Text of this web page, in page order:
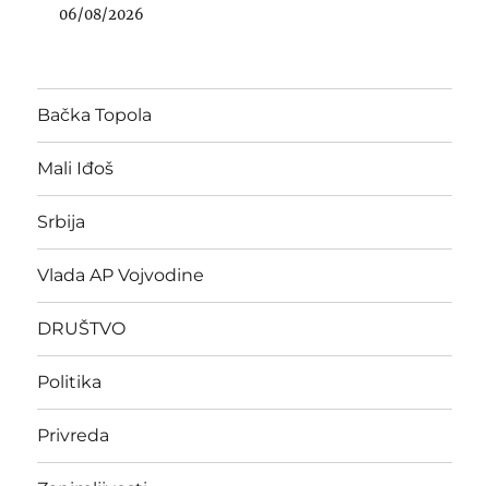
06/08/2026
Bačka Topola
Mali Iđoš
Srbija
Vlada AP Vojvodine
DRUŠTVO
Politika
Privreda